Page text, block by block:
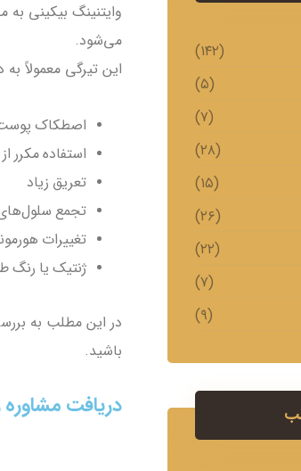
وایتنینگ بیکینی
می‌شود.
این تیرگی معمولاً
اصطکاک پوست
استفاده مکرر
تعریق زیاد
تجمع
تغییرات
ژنتیک یا رنگ
در این مطلب به
باشید.
دریافت
(۱۴۲)
(۵)
(۷)
(۲۸)
(۱۵)
(۲۶)
(۲۲)
(۷)
(۹)